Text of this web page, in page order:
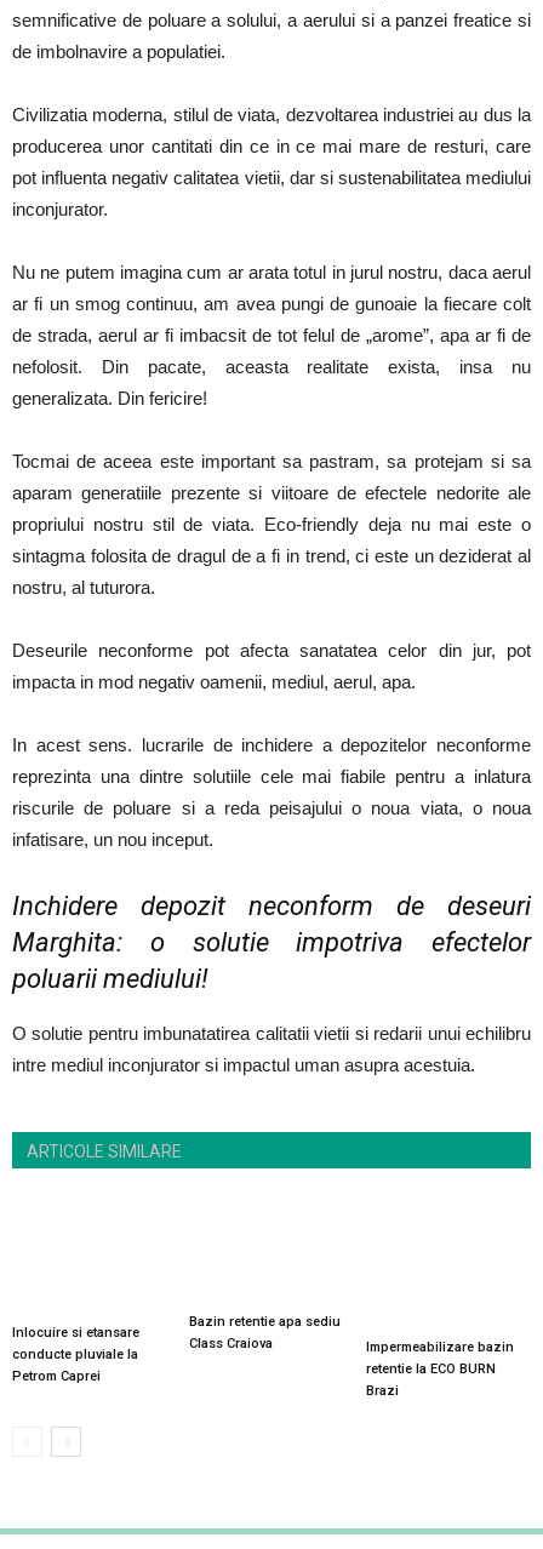
semnificative de poluare a solului, a aerului si a panzei freatice si
de imbolnavire a populatiei.
Civilizatia moderna, stilul de viata, dezvoltarea industriei au dus la
producerea unor cantitati din ce in ce mai mare de resturi, care
pot influenta negativ calitatea vietii, dar si sustenabilitatea mediului
inconjurator.
Nu ne putem imagina cum ar arata totul in jurul nostru, daca aerul
ar fi un smog continuu, am avea pungi de gunoaie la fiecare colt
de strada, aerul ar fi imbacsit de tot felul de „arome”, apa ar fi de
nefolosit. Din pacate, aceasta realitate exista, insa nu
generalizata. Din fericire!
Tocmai de aceea este important sa pastram, sa protejam si sa
aparam generatiile prezente si viitoare de efectele nedorite ale
propriului nostru stil de viata. Eco-friendly deja nu mai este o
sintagma folosita de dragul de a fi in trend, ci este un deziderat al
nostru, al tuturora.
Deseurile neconforme pot afecta sanatatea celor din jur, pot
impacta in mod negativ oamenii, mediul, aerul, apa.
In acest sens. lucrarile de inchidere a depozitelor neconforme
reprezinta una dintre solutiile cele mai fiabile pentru a inlatura
riscurile de poluare si a reda peisajului o noua viata, o noua
infatisare, un nou inceput.
Inchidere depozit neconform de deseuri
Marghita: o solutie impotriva efectelor
poluarii mediului!
O solutie pentru imbunatatirea calitatii vietii si redarii unui echilibru
intre mediul inconjurator si impactul uman asupra acestuia.
ARTICOLE SIMILARE
Inlocuire si etansare
conducte pluviale la
Petrom Caprei
Bazin retentie apa sediu
Class Craiova
Impermeabilizare bazin
retentie la ECO BURN
Brazi